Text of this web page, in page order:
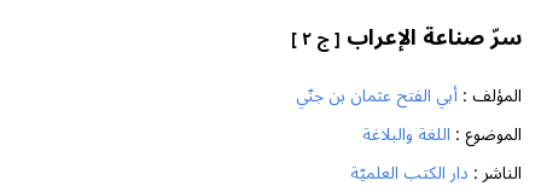
سرّ صناعة الإعراب [ ج ٢ ]
المؤلف :أبي الفتح عثمان بن جنّي
الموضوع : اللغة والبلاغة
الناشر : دار الكتب العلميّة